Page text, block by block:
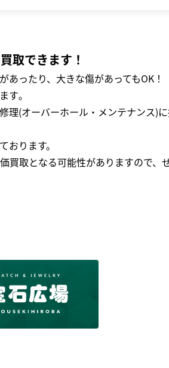
取できます！
ったり、大きな傷があってもOK！
す｡
理(オーバーホール・メンテナンス
ります。
買取となる可能性がありますので、